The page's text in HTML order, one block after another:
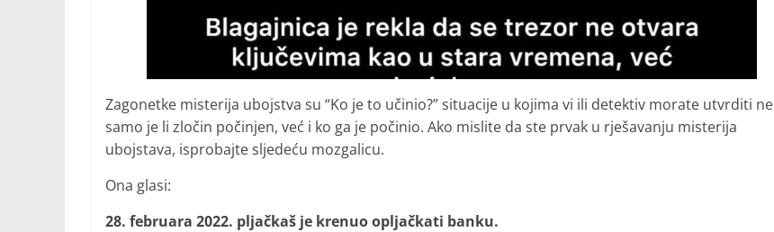
Zagonetke misterija ubojstva su “Ko je to učinio?” situacije u kojima vi ili detektiv morate utvrditi ne
samo je li zločin počinjen, već i ko ga je počinio. Ako mislite da ste prvak u rješavanju misterija
ubojstava, isprobajte sljedeću mozgalicu.
Ona glasi:
28. februara 2022. pljačkaš je krenuo opljačkati banku.